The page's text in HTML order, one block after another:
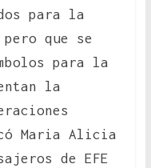
para la
que se
para la
la
Maria Alicia
de EFE